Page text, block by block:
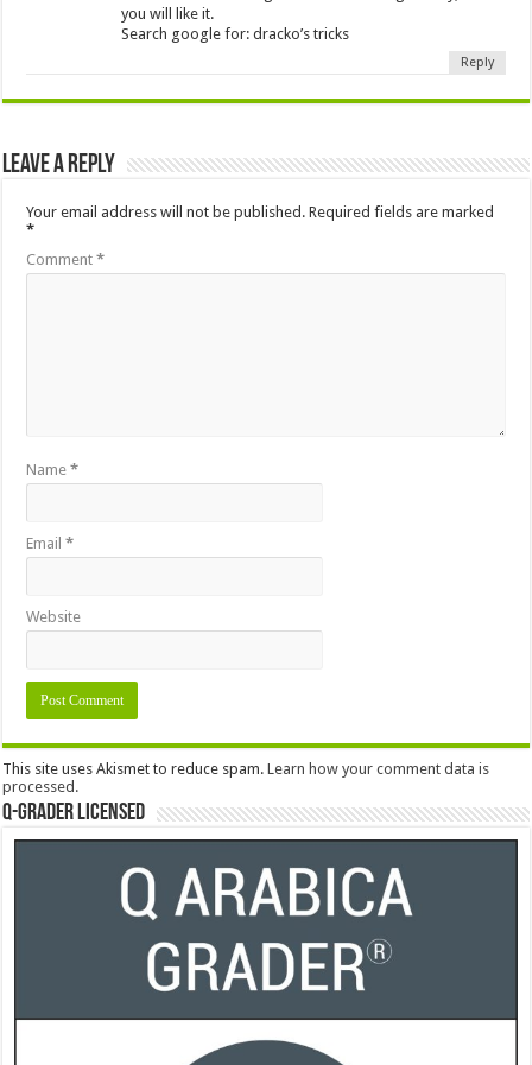
you will like it.
Search google for: dracko’s tricks
Reply
Leave a Reply
Your email address will not be published. Required fields are marked
*
Comment*
Name*
Email*
Website
This site uses Akismet to reduce spam.Learn how your comment data is
processed.
Q-Grader Licensed